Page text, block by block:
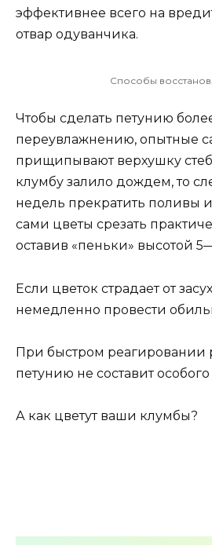
эффективнее всего на
отвар одуванчика.
Способы
Чтобы сделать петунию
переувлажнению, опытные
прищипывают верхушку
клумбу залило дождем, то
недель прекратить поливы
сами цветы срезать
оставив «пеньки» высотой
Если цветок страдает от
немедленно провести
При быстром реагировании
петунию не составит особого
А как цветут ваши клумбы?